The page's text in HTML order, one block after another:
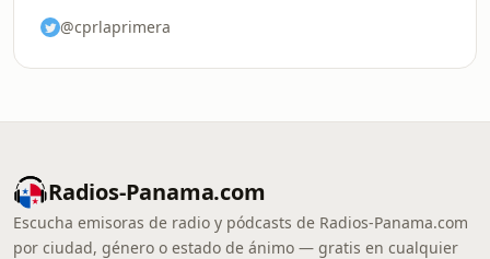
@cprlaprimera
Radios-Panama.com
Escucha emisoras de radio y pódcasts de Radios-Panama.com
por ciudad, género o estado de ánimo — gratis en cualquier